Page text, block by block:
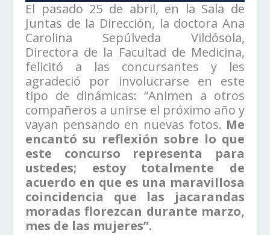
El pasado 25 de abril, en la Sala de
Juntas de la Dirección, la doctora Ana
Carolina Sepúlveda Vildósola,
Directora de la Facultad de Medicina,
felicitó a las concursantes y les
agradeció por involucrarse en este
tipo de dinámicas: “Animen a otros
compañeros a unirse el próximo año y
vayan pensando en nuevas fotos. Me
encantó su reflexión sobre lo que
este concurso representa para
ustedes; estoy totalmente de
acuerdo en que es una maravillosa
coincidencia que las jacarandas
moradas florezcan durante marzo,
mes de las mujeres”.